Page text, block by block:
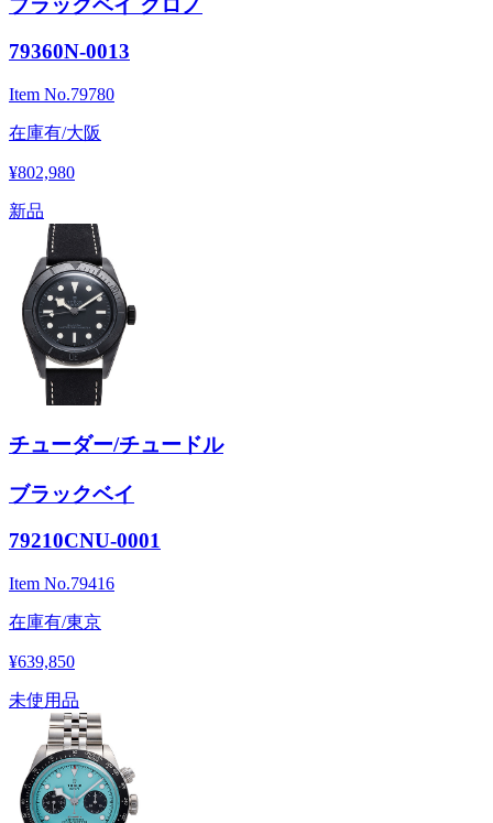
ブラックベイ クロノ
79360N-0013
Item No.79780
在庫有/大阪
¥802,980
新品
チューダー/チュードル
ブラックベイ
79210CNU-0001
Item No.79416
在庫有/東京
¥639,850
未使用品